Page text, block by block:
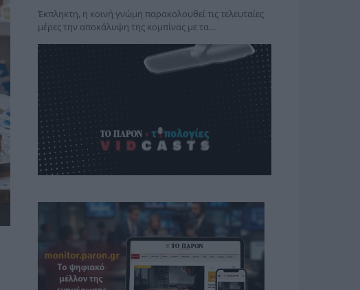
Έκπληκτη, η κοινή γνώμη παρακολουθεί τις τελευταίες
μέρες την αποκάλυψη της κο­μπίνας με τα…